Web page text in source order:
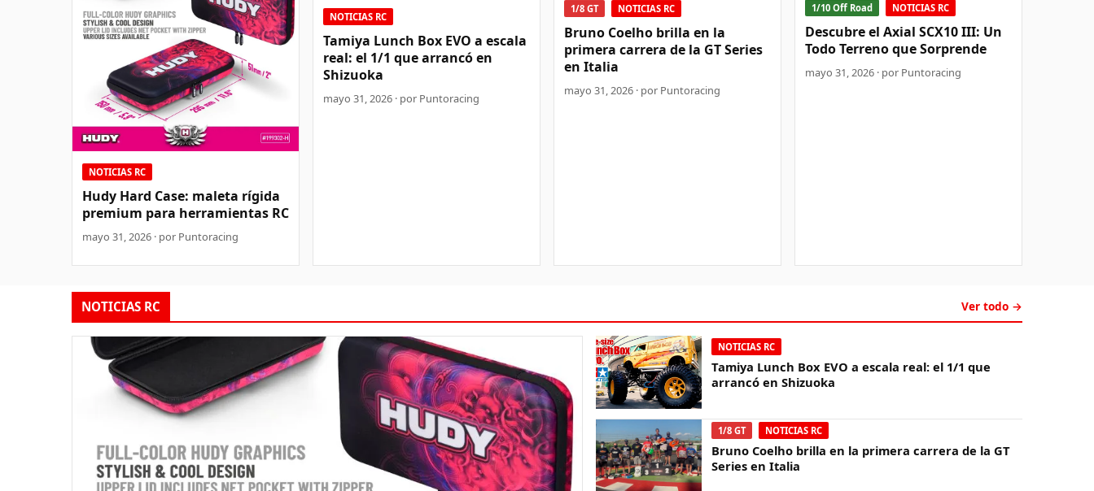
NOTICIAS RC
Hudy Hard Case: maleta rígida
premium para herramientas RC
mayo 31, 2026 · por Puntoracing
NOTICIAS RC
Tamiya Lunch Box EVO a escala
real: el 1/1 que arrancó en
Shizuoka
mayo 31, 2026 · por Puntoracing
1/8 GT NOTICIAS RC
Bruno Coelho brilla en la
primera carrera de la GT Series
en Italia
mayo 31, 2026 · por Puntoracing
1/10 Off Road NOTICIAS RC
Descubre el Axial SCX10 III: Un
Todo Terreno que Sorprende
mayo 31, 2026 · por Puntoracing
NOTICIAS RC Ver todo →
NOTICIAS RC
Tamiya Lunch Box EVO a escala real: el 1/1 que
arrancó en Shizuoka
1/8 GT NOTICIAS RC
Bruno Coelho brilla en la primera carrera de la GT
Series en Italia